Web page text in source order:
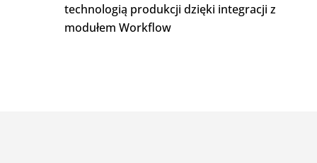
technologią produkcji dzięki integracji z
modułem Workflow